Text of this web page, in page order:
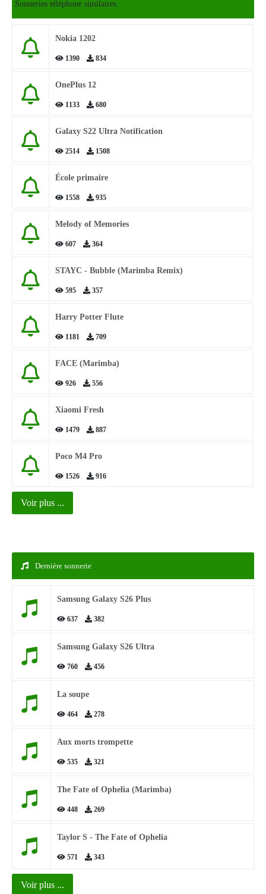
Sonneries téléphone similaires
Nokia 1202
1390 834
OnePlus 12
1133 680
Galaxy S22 Ultra Notification
2514 1508
École primaire
1558 935
Melody of Memories
607 364
STAYC - Bubble (Marimba Remix)
595 357
Harry Potter Flute
1181 709
FACE (Marimba)
926 556
Xiaomi Fresh
1479 887
Poco M4 Pro
1526 916
Voir plus ...
Dernière sonnerie
Samsung Galaxy S26 Plus
637 382
Samsung Galaxy S26 Ultra
760 456
La soupe
464 278
Aux morts trompette
535 321
The Fate of Ophelia (Marimba)
448 269
Taylor S - The Fate of Ophelia
571 343
Voir plus ...